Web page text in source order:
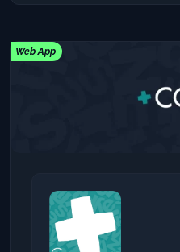
Web App